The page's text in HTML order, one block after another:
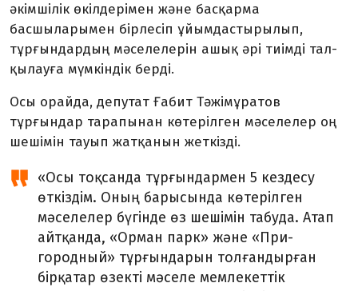
әкімшілік өкілдерімен және бас­қарма
басшыларымен бірлесіп ұйымдастырылып,
тұрғындардың мәселелерін ашық әрі тиімді тал­
қылауға мүмкіндік берді.
Осы орайда, депутат Ғабит Тәжімұратов
тұрғындар тарапы­нан көтерілген мәселелер оң
ше­шімін тауып жатқанын жеткізді.
«Осы тоқсанда тұрғындармен 5 кездесу
өткіздім. Оның бары­сын­да көтерілген
мәселелер бү­гінде өз шешімін табуда. Атап
айт­қанда, «Орман парк» және «При­
городный» тұрғындарын тол­ғандырған
бірқатар өзекті мә­селе мемлекеттік